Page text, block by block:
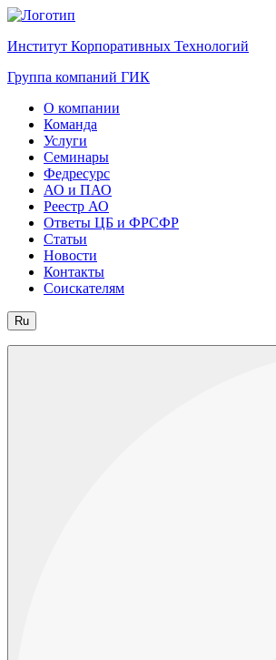
Институт Корпоративных Технологий
Группа компаний ГИК
О компании
Команда
Услуги
Семинары
Федресурс
АО и ПАО
Реестр АО
Ответы ЦБ и ФРСФР
Статьи
Новости
Контакты
Соискателям
Ru